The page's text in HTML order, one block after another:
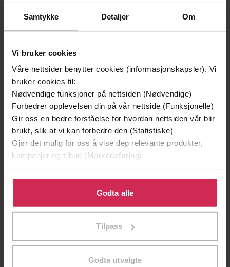
Samtykke Detaljer Om
Vi bruker cookies
Våre nettsider benytter cookies (informasjonskapsler). Vi
bruker cookies til:
Nødvendige funksjoner på nettsiden (Nødvendige)
Forbedrer opplevelsen din på vår nettside (Funksjonelle)
Gir oss en bedre forståelse for hvordan nettsiden vår blir
brukt, slik at vi kan forbedre den (Statistiske)
Gjør det mulig for oss å vise deg relevante produkter,
kampanjer og tilbud (Markedsføring)
Klikk på «Godta alle» for å gi oss ditt samtykke til å
bruke cookies for alle disse formålene. Du kan også
tilpasse ditt samtykke til spesifikke formål ved å klikke
Godta alle
Tilpass
Godta utvalgte
Andre har også kjøpt
Premium
Vinner av Rivertonprisen
Minnesota
Første gang på tilbud
Utskudd